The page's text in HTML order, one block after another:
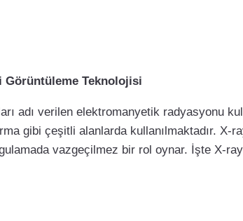
Görüntüleme Teknolojisi
adı verilen elektromanyetik radyasyonu
gibi çeşitli alanlarda kullanılmaktadır. X-
vazgeçilmez bir rol oynar. İşte X-